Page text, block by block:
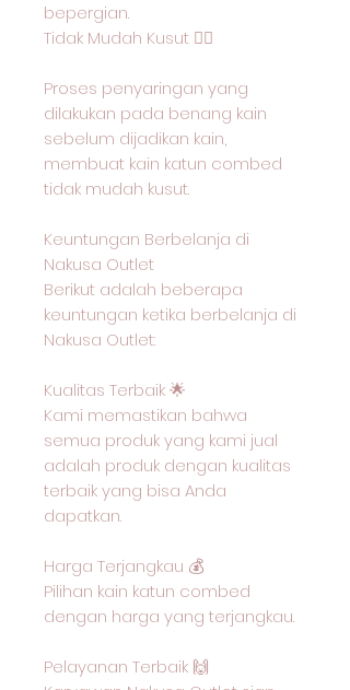
bepergian.
Tidak Mudah Kusut 🙅‍♂️
Proses penyaringan yang
dilakukan pada benang kain
sebelum dijadikan kain,
membuat kain katun combed
tidak mudah kusut.
Keuntungan Berbelanja di
Nakusa Outlet
Berikut adalah beberapa
keuntungan ketika berbelanja di
Nakusa Outlet:
Kualitas Terbaik 🌟
Kami memastikan bahwa
semua produk yang kami jual
adalah produk dengan kualitas
terbaik yang bisa Anda
dapatkan.
Harga Terjangkau 💰
Pilihan kain katun combed
dengan harga yang terjangkau.
Pelayanan Terbaik 🙌